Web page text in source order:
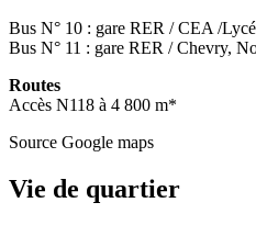
Bus N° 10 : gare RER / CEA /
Bus N° 11 : gare RER / Chevry,
Routes
Accès N118 à 4 800 m*
Source Google maps
Vie de quartier